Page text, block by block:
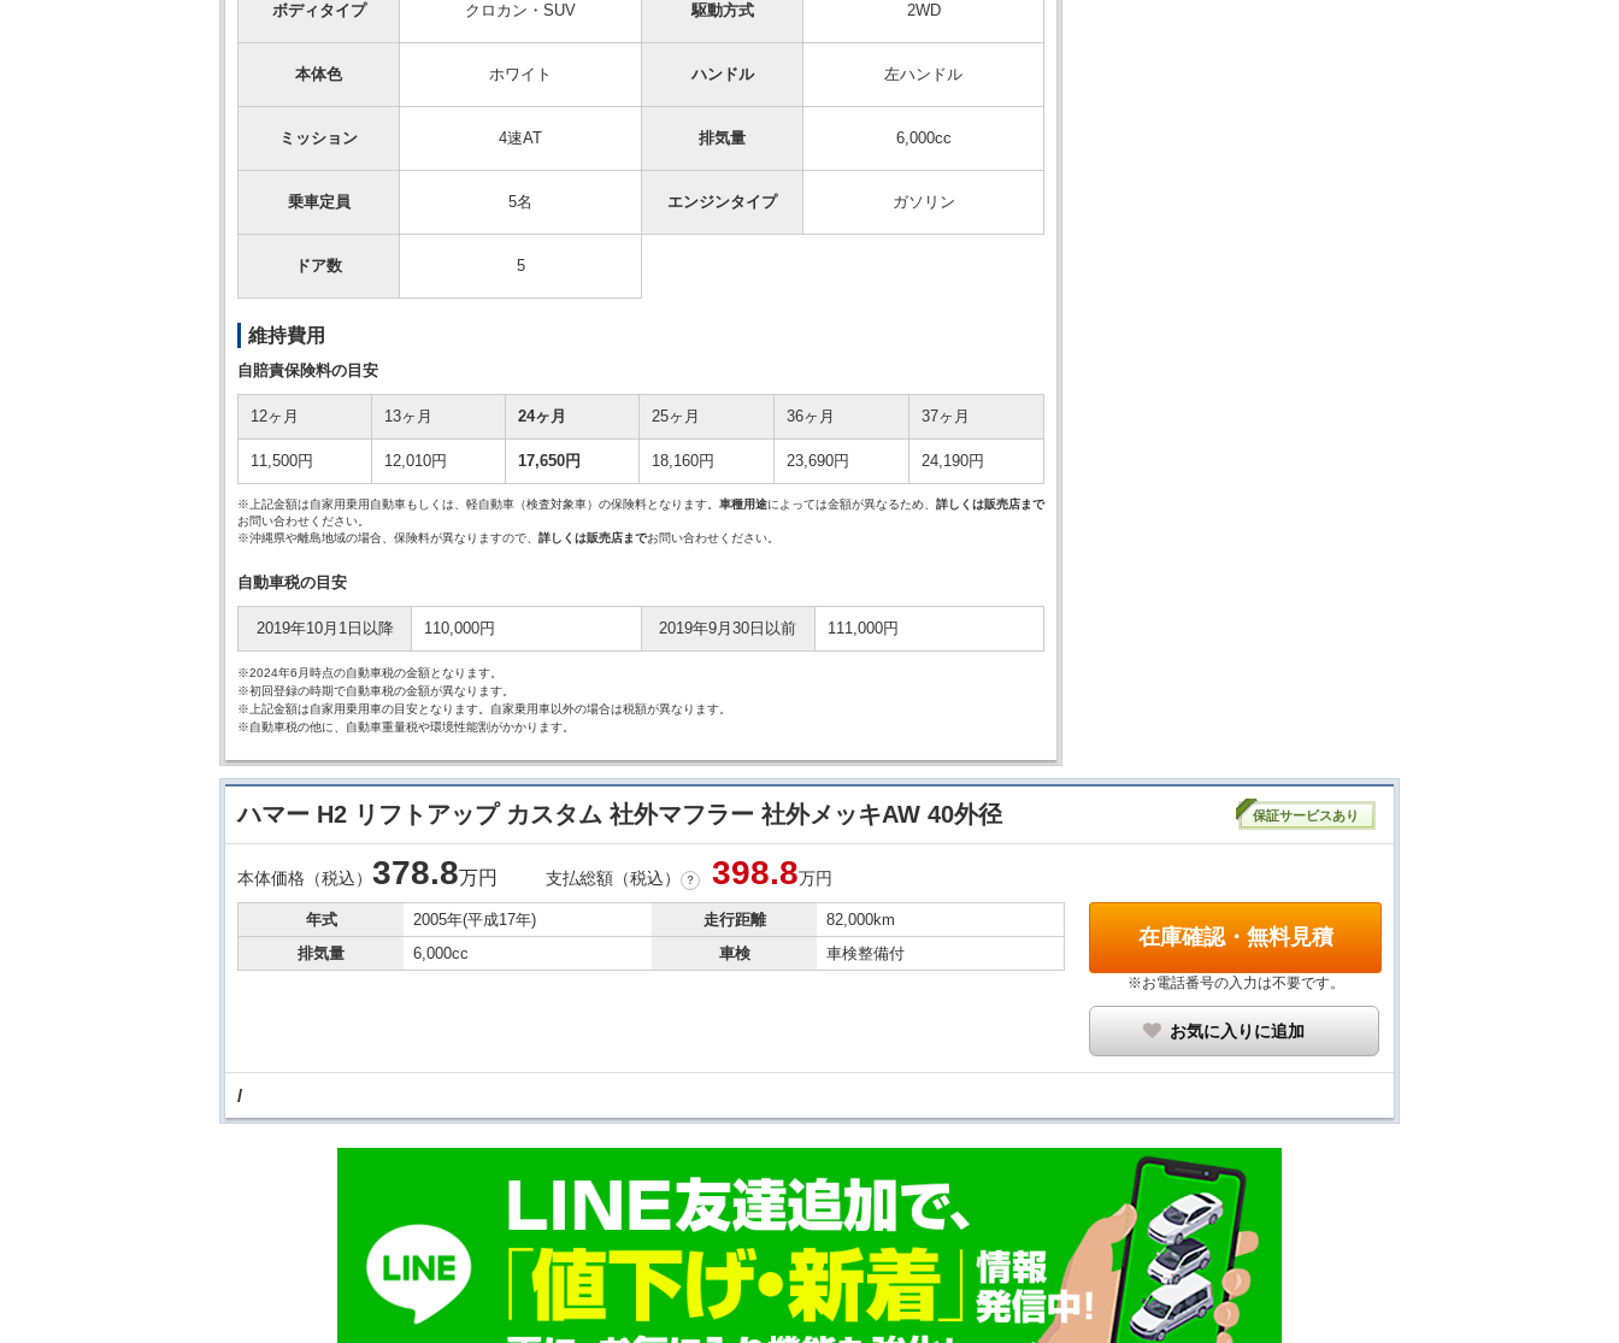
ボディタイプ クロカン・SUV 駆動方式 2WD
本体色 ホワイト ハンドル 左ハンドル
ミッション 4速AT 排気量 6,000cc
乗車定員 5名 エンジンタイプ ガソリン
ドア数 5
維持費用
自賠責保険料の目安
12ヶ月 13ヶ月 24ヶ月 25ヶ月 36ヶ月 37ヶ月
11,500円 12,010円 17,650円 18,160円 23,690円 24,190円
※上記金額は自家用乗用自動車もしくは、軽自動車（検査対象車）の保険料となります。 車種用途によっては金額が異なるため、 詳しくは販売店まで
お問い合わせください。
※沖縄県や離島地域の場合、保険料が異なりますので、 詳しくは販売店までお問い合わせください。
自動車税の目安
2019年10月1日以降 110,000円 2019年9月30日以前 111,000円
※2024年6月時点の自動車税の金額となります。
※初回登録の時期で自動車税の金額が異なります。
※上記金額は自家用乗用車の目安となります。自家乗用車以外の場合は税額が異なります。
※自動車税の他に、自動車重量税や環境性能割がかかります。
ハマー H2 リフトアップ カスタム 社外マフラー 社外メッキAW 40外径 保証サービスあり
本体価格（税込） 378.8万円 支払総額（税込） ？ 398.8万円
年式 2005年(平成17年) 走行距離
82,000km
排気量
6,000cc 車検 車検整備付
在庫確認・無料見積
※お電話番号の入力は不要です。
お気に入りに追加
/